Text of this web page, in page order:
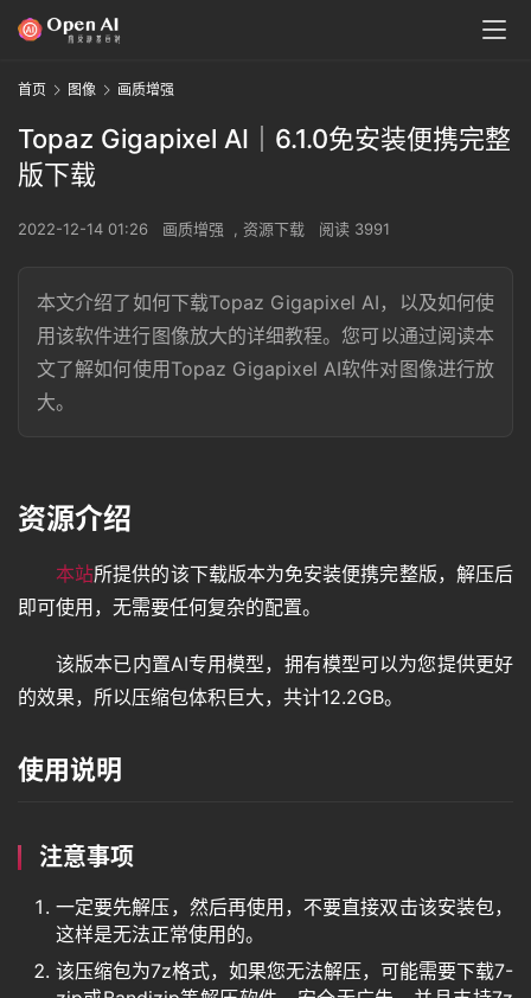
首页 图像 画质增强
Topaz Gigapixel AI｜6.1.0免安装便携完整
版下载
2022-12-14 01:26 画质增强 , 资源下载 阅读 3991
本文介绍了如何下载Topaz Gigapixel AI，以及如何使
用该软件进行图像放大的详细教程。您可以通过阅读本
文了解如何使用Topaz Gigapixel AI软件对图像进行放
大。
资源介绍
本站所提供的该下载版本为免安装便携完整版，解压后
即可使用，无需要任何复杂的配置。
该版本已内置AI专用模型，拥有模型可以为您提供更好
的效果，所以压缩包体积巨大，共计12.2GB。
使用说明
注意事项
一定要先解压，然后再使用，不要直接双击该安装包，
这样是无法正常使用的。
该压缩包为7z格式，如果您无法解压，可能需要下载7-